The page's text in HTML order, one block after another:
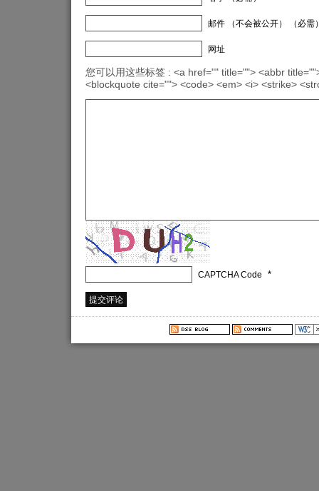
邮件 （不会被公开） （必需
网址
您可以用这些标签 : <a href="" title=""> <abbr
<blockquote cite=""> <code> <em> <i> <strike>
CAPTCHA Code *